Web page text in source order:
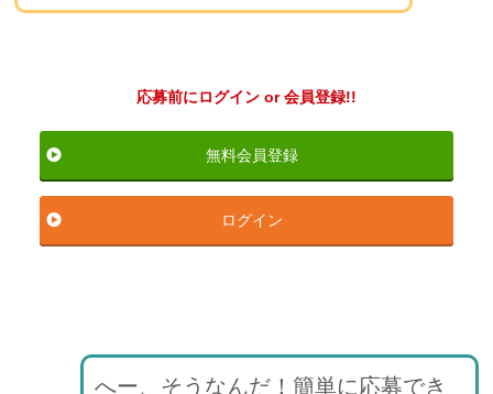
応募前にログイン or 会員登録!!
無料会員登録
ログイン
へー、そうなんだ！簡単に応募でき